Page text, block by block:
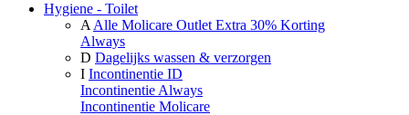
Hygiene - Toilet
A Alle Molicare Outlet Extra 30% Korting
Always
D Dagelijks wassen & verzorgen
I Incontinentie ID
Incontinentie Always
Incontinentie Molicare